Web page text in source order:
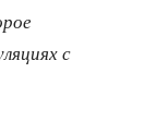
с